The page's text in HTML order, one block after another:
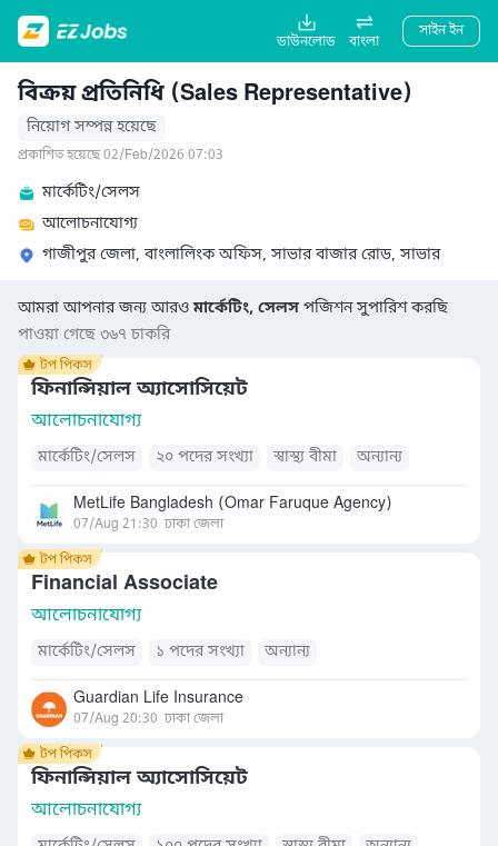
ডাউনলোড বাংলা
সাইন ইন
বিক্রয় প্রতিনিধি (Sales Representative)
নিয়োগ সম্পন্ন হয়েছে
প্রকাশিত হয়েছে 02/Feb/2026 07:03
মার্কেটিং/সেলস
আলোচনাযোগ্য
গাজীপুর জেলা, বাংলালিংক অফিস, সাভার বাজার রোড, সাভার
আমরা আপনার জন্য আরওমার্কেটিং, সেলস পজিশন সুপারিশ করছি
পাওয়া গেছে ৩৬৭ চাকরি
ফিনান্সিয়াল অ্যাসোসিয়েট
আলোচনাযোগ্য
মার্কেটিং/সেলস ২০ পদের সংখ্যা স্বাস্থ্য বীমা অন্যান্য
MetLife Bangladesh (Omar Faruque Agency)
07/Aug 21:30 ঢাকা জেলা
Financial Associate
আলোচনাযোগ্য
মার্কেটিং/সেলস ১ পদের সংখ্যা অন্যান্য
Guardian Life Insurance
07/Aug 20:30 ঢাকা জেলা
ফিনান্সিয়াল অ্যাসোসিয়েট
আলোচনাযোগ্য